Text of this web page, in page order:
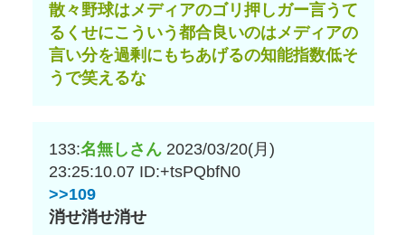
散々野球はメディアのゴリ押しガー言うて
るくせにこういう都合良いのはメディアの
言い分を過剰にもちあげるの知能指数低そ
うで笑えるな
133:名無しさん 2023/03/20(月)
23:25:10.07 ID:+tsPQbfN0
>>109
消せ消せ消せ